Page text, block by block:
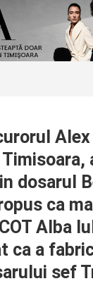
dosarul
ca
Alba
ca a
sef